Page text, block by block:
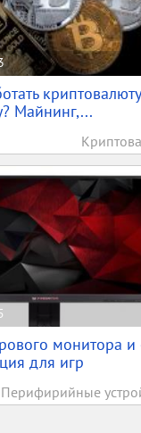
Майнинг,...
монитора и
для игр
Перифирийные